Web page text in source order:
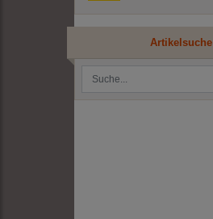
Artikelsuche